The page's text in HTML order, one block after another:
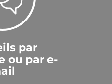
par
ou par e-